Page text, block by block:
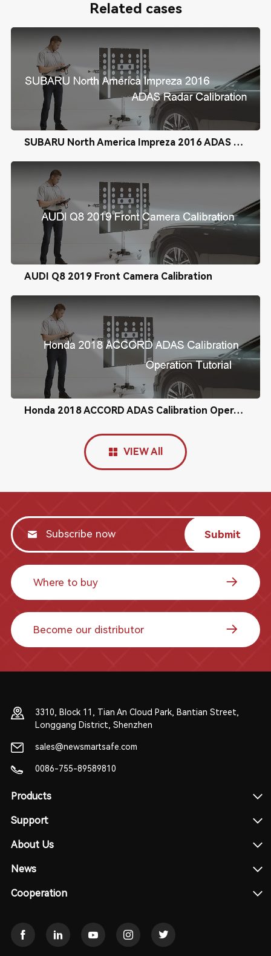
Related cases
SUBARU North America Impreza 2016 ADAS Radar Calibration
AUDI Q8 2019 Front Camera Calibration
Honda 2018 ACCORD ADAS Calibration Operation Tutorial
VIEW All
Submit
Where to buy
Become our distributor
3310, Block 11, Tian An Cloud Park, Bantian Street,
Longgang District, Shenzhen
sales@newsmartsafe.com
0086-755-89589810
Products
Support
About Us
News
Cooperation